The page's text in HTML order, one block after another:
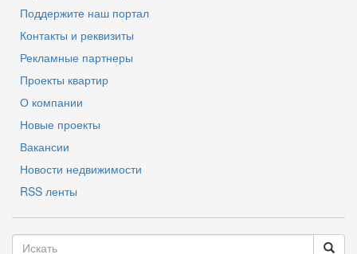
Поддержите наш портал
Контакты и реквизиты
Рекламные партнеры
Проекты квартир
О компании
Новые проекты
Вакансии
Новости недвижимости
RSS ленты